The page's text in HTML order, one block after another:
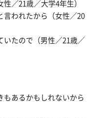
／21歳／大学4年生）
言われたから（女性／20
いたので（男性／21歳／
もあるかもしれないから